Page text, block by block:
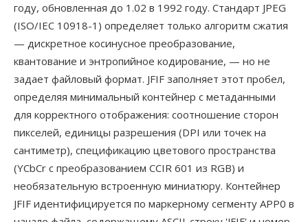
году, обновленная до 1.02 в 1992 году. Стандарт JPEG
(ISO/IEC 10918-1) определяет только алгоритм сжатия
— дискретное косинусное преобразование,
квантование и энтропийное кодирование, — но не
задает файловый формат. JFIF заполняет этот пробел,
определяя минимальный контейнер с метаданными
для корректного отображения: соотношение сторон
пикселей, единицы разрешения (DPI или точек на
сантиметр), спецификацию цветового пространства
(YCbCr с преобразованием CCIR 601 из RGB) и
необязательную встроенную миниатюру. Контейнер
JFIF идентифицируется по маркерному сегменту APP0 в